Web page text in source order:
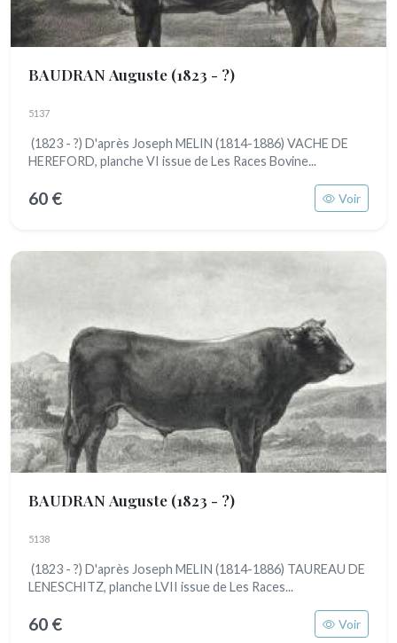
BAUDRAN Auguste (1823 - ?)
5137
(1823 - ?) D'après Joseph MELIN (1814-1886) VACHE DE
HEREFORD, planche VI issue de Les Races Bovine...
60 € Voir
BAUDRAN Auguste (1823 - ?)
5138
(1823 - ?) D'après Joseph MELIN (1814-1886) TAUREAU DE
LENESCHITZ, planche LVII issue de Les Races...
60 € Voir